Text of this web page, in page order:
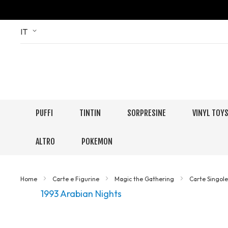
Skip
Language
IT
PUFFI TINTIN SORPRESINE VINYL TOYS
ALTRO POKEMON
Home Carte e Figurine Magic the Gathering Carte Singole
1993 Arabian Nights